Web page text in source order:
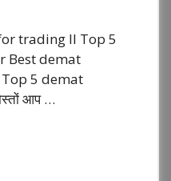
trading II Top 5
Best demat
5 demat
आप …